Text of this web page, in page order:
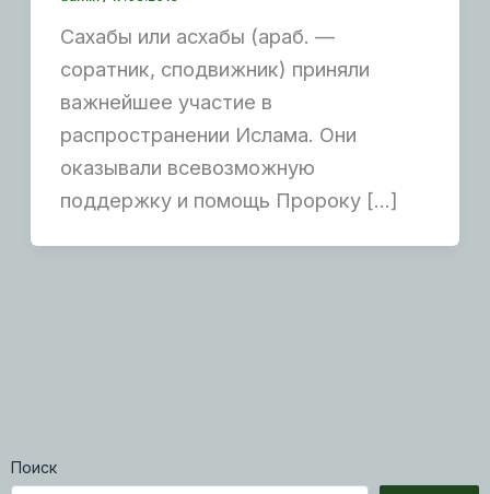
Поиск
Сахабы или асхабы (араб. —
соратник, сподвижник) приняли
важнейшее участие в
распространении Ислама. Они
оказывали всевозможную
поддержку и помощь Пророку […]